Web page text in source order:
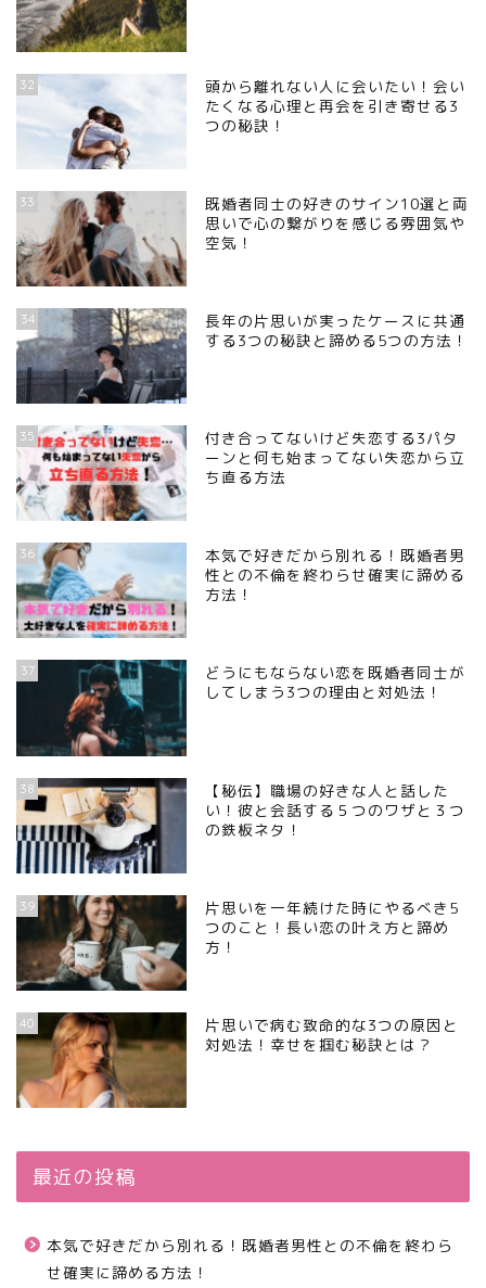
32
頭から離れない人に会いたい！会い
たくなる心理と再会を引き寄せる3
つの秘訣！
33
既婚者同士の好きのサイン10選と両
思いで心の繋がりを感じる雰囲気や
空気！
34
長年の片思いが実ったケースに共通
する3つの秘訣と諦める5つの方法！
35
付き合ってないけど失恋する3パタ
ーンと何も始まってない失恋から立
ち直る方法
36
本気で好きだから別れる！既婚者男
性との不倫を終わらせ確実に諦める
方法！
37
どうにもならない恋を既婚者同士が
してしまう3つの理由と対処法！
38
【秘伝】職場の好きな人と話した
い！彼と会話する５つのワザと３つ
の鉄板ネタ！
39
片思いを一年続けた時にやるべき5
つのこと！長い恋の叶え方と諦め
方！
40
片思いで病む致命的な3つの原因と
対処法！幸せを掴む秘訣とは？
最近の投稿
本気で好きだから別れる！既婚者男性との不倫を終わら
せ確実に諦める方法！